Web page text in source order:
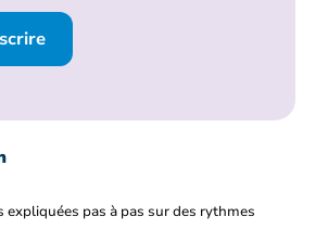
expliquées pas à pas sur des rythmes